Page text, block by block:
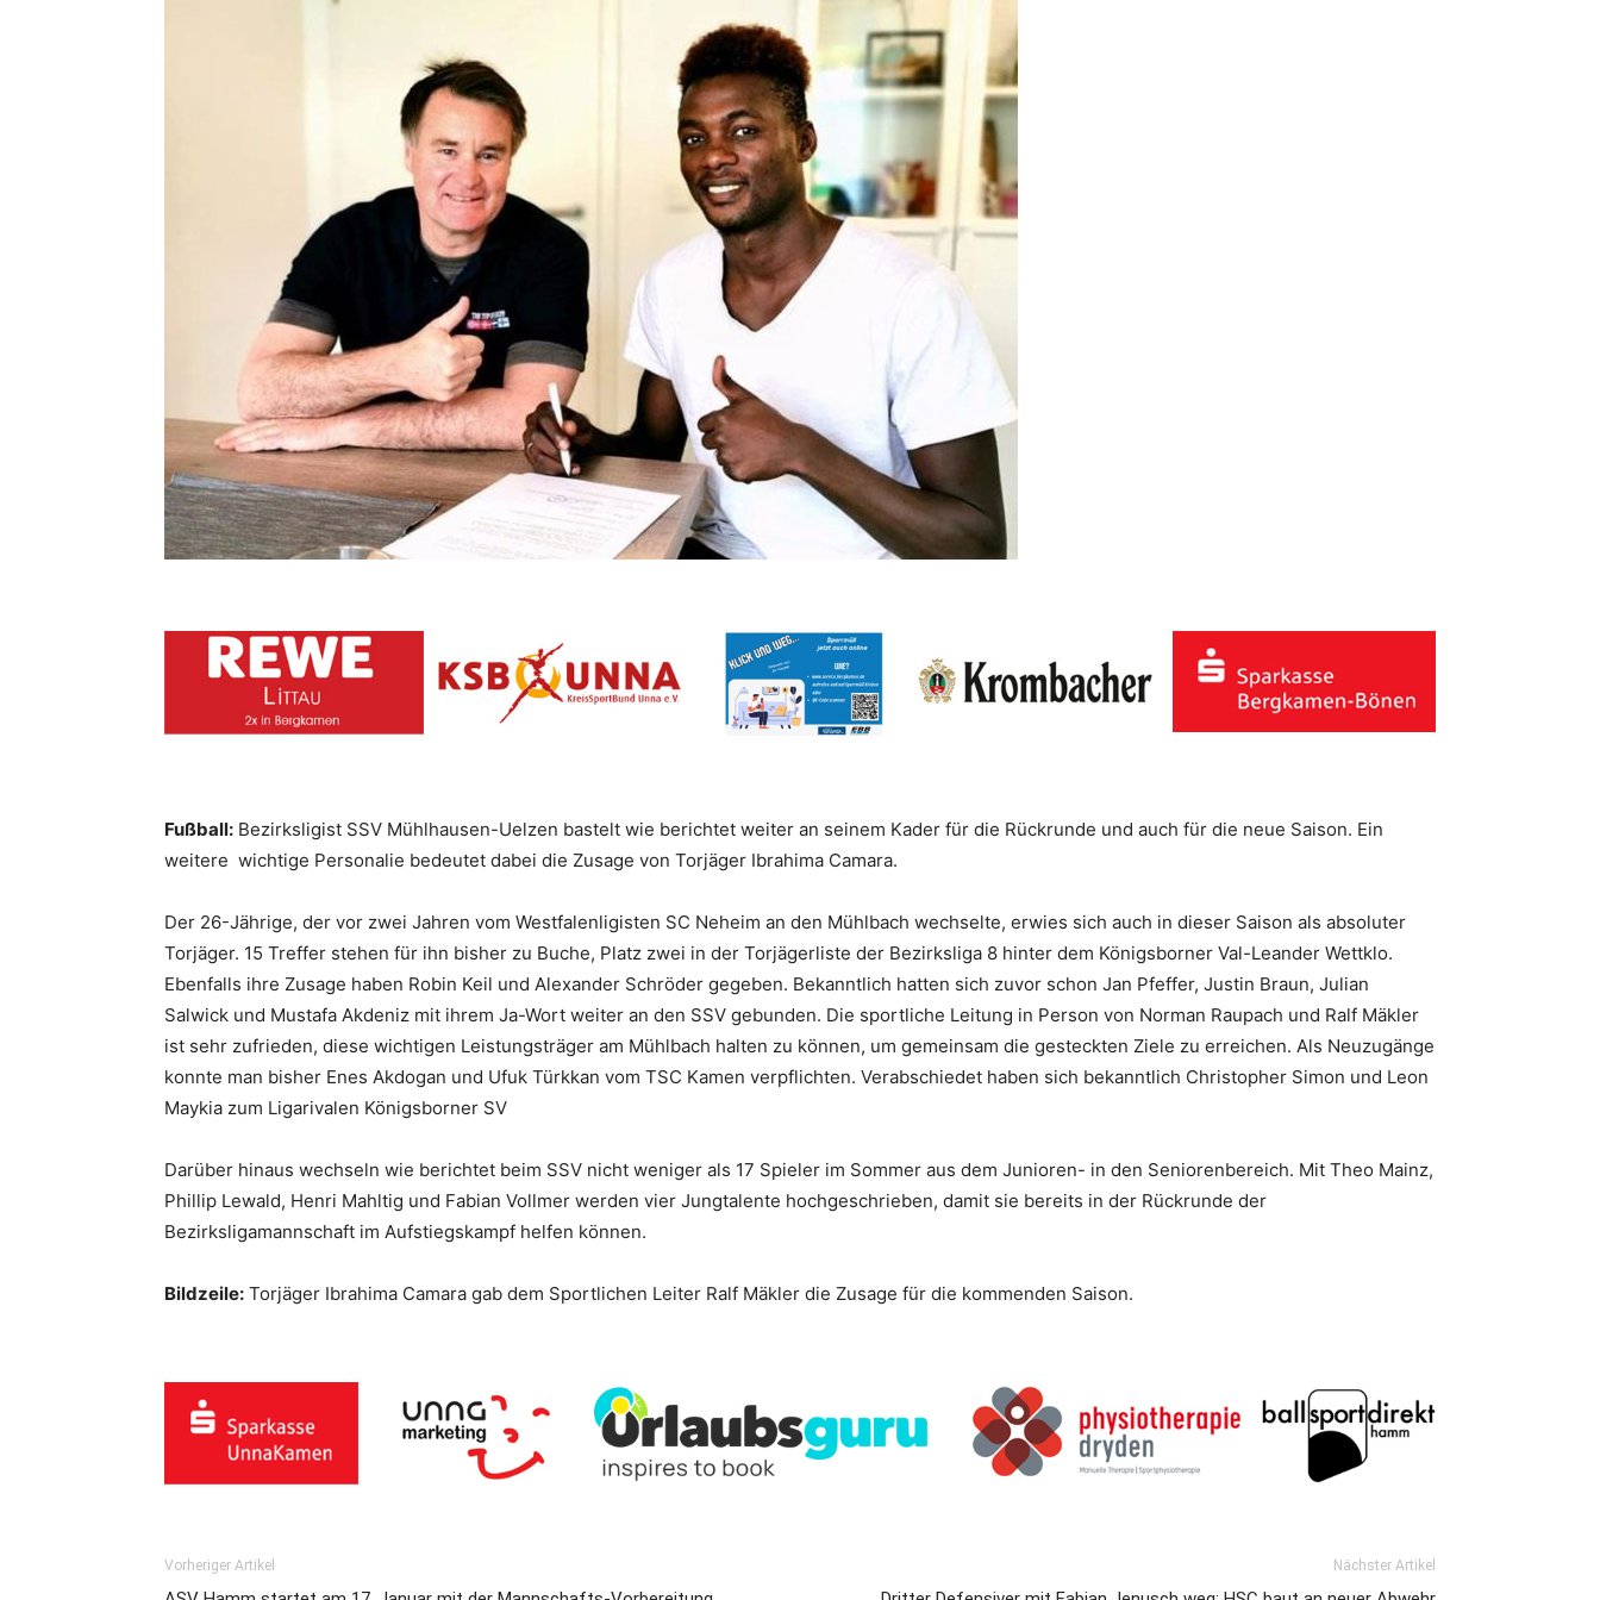
Fußball: Bezirksligist SSV Mühlhausen-Uelzen bastelt wie berichtet weiter an seinem Kader für die Rückrunde und auch für die neue Saison. Ein
weitere wichtige Personalie bedeutet dabei die Zusage von Torjäger Ibrahima Camara.
Der 26-Jährige, der vor zwei Jahren vom Westfalenligisten SC Neheim an den Mühlbach wechselte, erwies sich auch in dieser Saison als absoluter
Torjäger. 15 Treffer stehen für ihn bisher zu Buche, Platz zwei in der Torjägerliste der Bezirksliga 8 hinter dem Königsborner Val-Leander Wettklo.
Ebenfalls ihre Zusage haben Robin Keil und Alexander Schröder gegeben. Bekanntlich hatten sich zuvor schon Jan Pfeffer, Justin Braun, Julian
Salwick und Mustafa Akdeniz mit ihrem Ja-Wort weiter an den SSV gebunden. Die sportliche Leitung in Person von Norman Raupach und Ralf Mäkler
ist sehr zufrieden, diese wichtigen Leistungsträger am Mühlbach halten zu können, um gemeinsam die gesteckten Ziele zu erreichen. Als Neuzugänge
konnte man bisher Enes Akdogan und Ufuk Türkkan vom TSC Kamen verpflichten. Verabschiedet haben sich bekanntlich Christopher Simon und Leon
Maykia zum Ligarivalen Königsborner SV
Darüber hinaus wechseln wie berichtet beim SSV nicht weniger als 17 Spieler im Sommer aus dem Junioren- in den Seniorenbereich. Mit Theo Mainz,
Phillip Lewald, Henri Mahltig und Fabian Vollmer werden vier Jungtalente hochgeschrieben, damit sie bereits in der Rückrunde der
Bezirksligamannschaft im Aufstiegskampf helfen können.
Bildzeile: Torjäger Ibrahima Camara gab dem Sportlichen Leiter Ralf Mäkler die Zusage für die kommenden Saison.
Vorheriger Artikel Nächster Artikel